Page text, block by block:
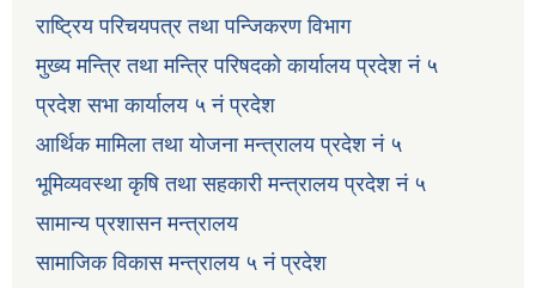
राष्ट्रिय परिचयपत्र तथा पन्जिकरण विभाग
मुख्य मन्त्रि तथा मन्त्रि परिषदको कार्यालय प्रदेश नं ५
प्रदेश सभा कार्यालय ५ नं प्रदेश
आर्थिक मामिला तथा योजना मन्त्रालय प्रदेश नं ५
भूमिव्यवस्था कृषि तथा सहकारी मन्त्रालय प्रदेश नं ५
सामान्य प्रशासन मन्त्रालय
सामाजिक विकास मन्त्रालय ५ नं प्रदेश